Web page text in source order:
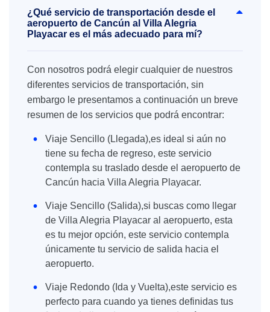
¿Qué servicio de transportación desde el
aeropuerto de Cancún al Villa Alegria
Playacar es el más adecuado para mí?
Con nosotros podrá elegir cualquier de nuestros
diferentes servicios de transportación, sin
embargo le presentamos a continuación un breve
resumen de los servicios que podrá encontrar:
Viaje Sencillo (Llegada),es ideal si aún no
tiene su fecha de regreso, este servicio
contempla su traslado desde el aeropuerto de
Cancún hacia Villa Alegria Playacar.
Viaje Sencillo (Salida),si buscas como llegar
de Villa Alegria Playacar al aeropuerto, esta
es tu mejor opción, este servicio contempla
únicamente tu servicio de salida hacia el
aeropuerto.
Viaje Redondo (Ida y Vuelta),este servicio es
perfecto para cuando ya tienes definidas tus